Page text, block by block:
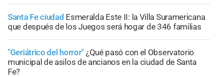
Santa Fe ciudad Esmeralda Este II: la Villa Suramericana
que después de los Juegos será hogar de 346 familias
"Geriátrico del horror" ¿Qué pasó con el Observatorio
municipal de asilos de ancianos en la ciudad de Santa
Fe?